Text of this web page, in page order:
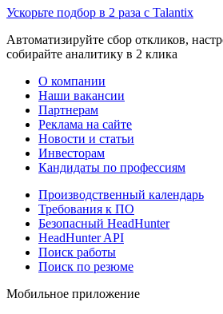
Ускорьте подбор в 2 раза с Talantix
Автоматизируйте сбор откликов,
собирайте аналитику в 2 клика
О компании
Наши вакансии
Партнерам
Реклама на сайте
Новости и статьи
Инвесторам
Кандидаты по профессиям
Производственный календарь
Требования к ПО
Безопасный HeadHunter
HeadHunter API
Поиск работы
Поиск по резюме
Мобильное приложение